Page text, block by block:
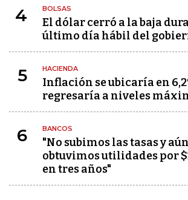
4 BOLSAS
El dólar cerró a la baja
último día hábil del
5 HACIENDA
Inflación se ubicaría en
regresaría a niveles
6 BANCOS
"No subimos las tasas y
obtuvimos utilidades por
en tres años"